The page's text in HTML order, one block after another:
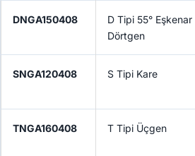
DNGA150408
D Tipi 55° Eşkenar
Dörtgen
SNGA120408 S Tipi Kare
TNGA160408 T Tipi Üçgen